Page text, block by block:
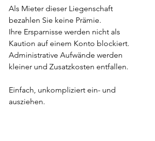
Als Mieter dieser Liegenschaft
bezahlen Sie keine Prämie.
Ihre Ersparnisse werden nicht als
Kaution auf einem Konto blockiert.
Administrative Aufwände werden
kleiner und Zusatzkosten entfallen.
Einfach, unkompliziert ein- und
ausziehen.